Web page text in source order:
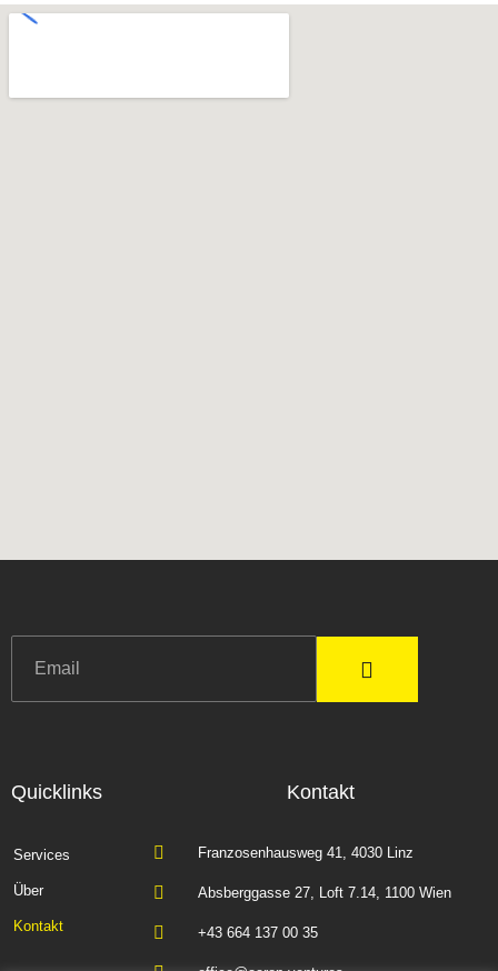
Quicklinks
Services
Über
Kontakt
Kontakt
Franzosenhausweg 41, 4030 Linz
Absberggasse 27, Loft 7.14, 1100 Wien
+43 664 137 00 35